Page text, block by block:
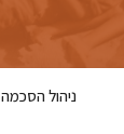
ניהול הסכמה